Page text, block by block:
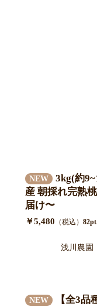
NEW
3kg(約
産 朝採れ完熟
届け〜
￥5,480 （税込）
浅川農園
NEW
【全3品